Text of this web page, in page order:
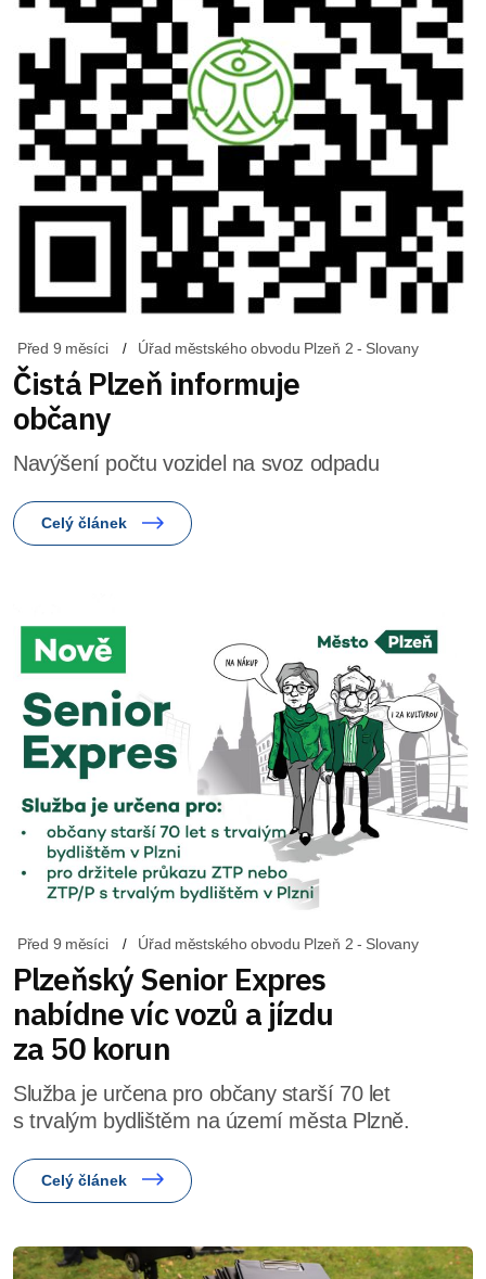
Před 9 měsíci Úřad městského obvodu Plzeň 2 - Slovany
Čistá Plzeň informuje
občany
Navýšení počtu vozidel na svoz odpadu
Celý článek
Před 9 měsíci Úřad městského obvodu Plzeň 2 - Slovany
Plzeňský Senior Expres
nabídne víc vozů a jízdu
za 50 korun
Služba je určena pro občany starší 70 let
s trvalým bydlištěm na území města Plzně.
Celý článek